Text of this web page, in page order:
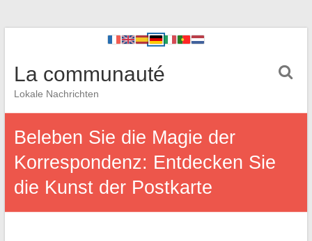
La communauté
Lokale Nachrichten
Beleben Sie die Magie der
Korrespondenz: Entdecken Sie
die Kunst der Postkarte